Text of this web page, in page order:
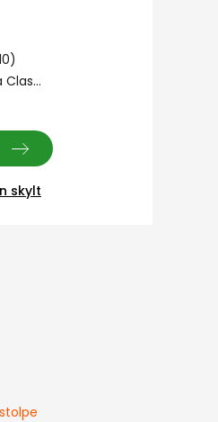
Gårdsskylt Spira Classic
skylt